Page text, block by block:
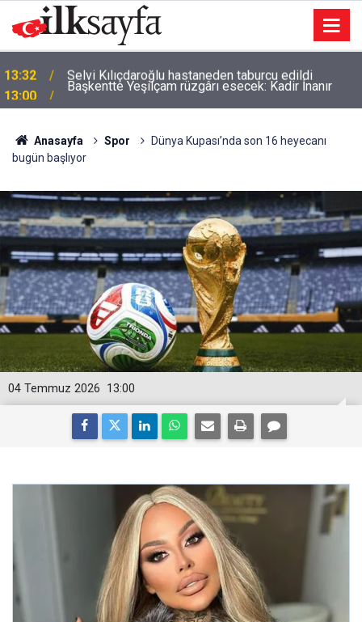
13:00
Başkentte Yeşilçam rüzgârı esecek: Kadir İnanır
anısına film geceleri
Anasayfa Spor
Dünya Kupası’nda son 16 heyecanı
bugün başlıyor
13:00
04 Temmuz 2026